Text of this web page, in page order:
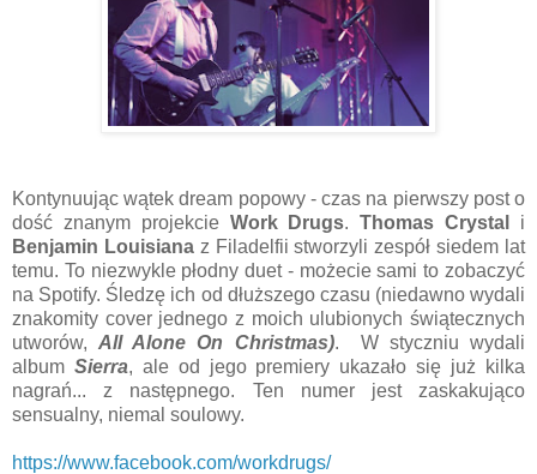
Kontynuując wątek dream popowy - czas na pierwszy post o
dość znanym projekcie Work Drugs.Thomas Crystal
i
Benjamin Louisianaz Filadelfii stworzyli zespół siedem lat
temu. To niezwykle płodny duet - możecie sami to zobaczyć
na Spotify. Śledzę ich od dłuższego czasu (niedawno wydali
znakomity cover jednego z moich ulubionych świątecznych
utworów,All Alone On Christmas). W styczniu wydali
album Sierra, ale od jego premiery ukazało się już kilka
nagrań... z następnego. Ten numer jest zaskakująco
sensualny, niemal soulowy.
https://www.facebook.com/workdrugs/